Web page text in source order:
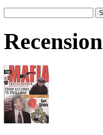
Recension